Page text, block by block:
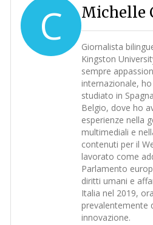
C Michelle
Giornalista
Kingston
sempre
internazionale,
studiato in
Belgio, dove ho
esperienze nella
multimediali e
contenuti per il
lavorato come
Parlamento
diritti umani e
Italia nel 2019,
prevalentemente
innovazione.